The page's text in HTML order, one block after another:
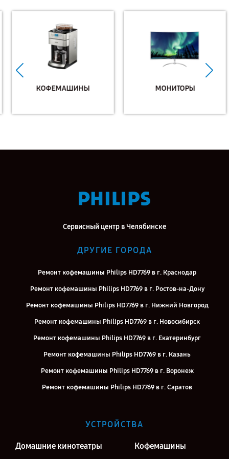
КОФЕМАШИНЫ МОНИТОРЫ
Сервисный центр в Челябинске
ДРУГИЕ ГОРОДА
Ремонт кофемашины Philips HD7769 в г. Краснодар
Ремонт кофемашины Philips HD7769 в г. Ростов-на-Дону
Ремонт кофемашины Philips HD7769 в г. Нижний Новгород
Ремонт кофемашины Philips HD7769 в г. Новосибирск
Ремонт кофемашины Philips HD7769 в г. Екатеринбург
Ремонт кофемашины Philips HD7769 в г. Казань
Ремонт кофемашины Philips HD7769 в г. Воронеж
Ремонт кофемашины Philips HD7769 в г. Саратов
Ремонт кофемашины Philips HD7769 в г. Москва
УСТРОЙСТВА
Домашние кинотеатры Кофемашины